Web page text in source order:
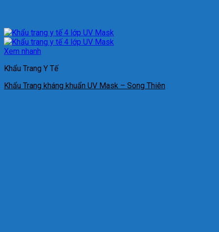
Xem nhanh
Khẩu Trang Y Tế
Khẩu Trang kháng khuẩn UV Mask – Song Thiên